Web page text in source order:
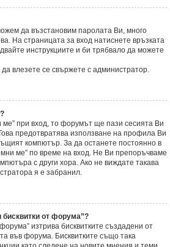
да възстановим паролата Ви, много
На страницата за вход натиснете връзката
инструкциите и би трябвало да можете
влезете се свържете с администратор.
ме” при вход, то форумът ще пази сесията Ви
предотвратява използване на профила Ви
компютър. За да останете постоянно в
ме” по време на вход. Не Ви препоръчваме
с други хора. Ако не виждате такава
я е забранил.
бисквитки от форума”?
изтрива бисквитките създадени от
във форума. Бисквитките също така